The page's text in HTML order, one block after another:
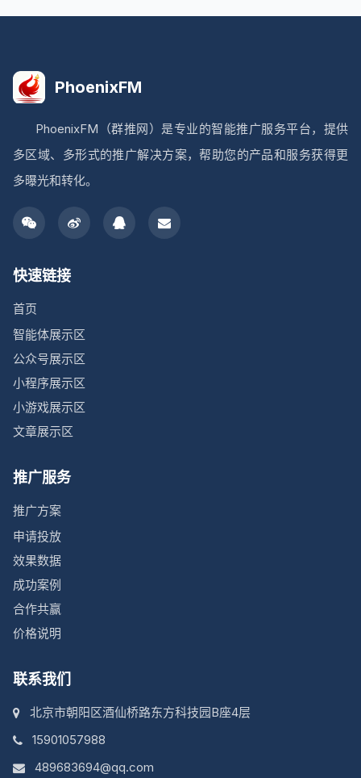
PhoenixFM
PhoenixFM（群推网）是专业的智能推广服务平台，提供
多区域、多形式的推广解决方案，帮助您的产品和服务获得更
多曝光和转化。
快速链接
首页
智能体展示区
公众号展示区
小程序展示区
小游戏展示区
文章展示区
推广服务
推广方案
申请投放
效果数据
成功案例
合作共赢
价格说明
联系我们
北京市朝阳区酒仙桥路东方科技园B座4层
15901057988
489683694@qq.com